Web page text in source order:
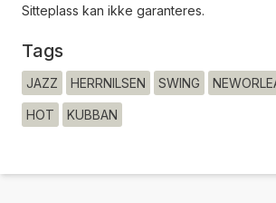
Sitteplass kan ikke garanteres.
Tags
JAZZ HERRNILSEN SWING
HOT KUBBAN